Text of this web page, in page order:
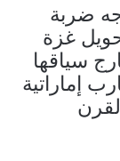
ضربة
غزة
سياقها
إماراتية